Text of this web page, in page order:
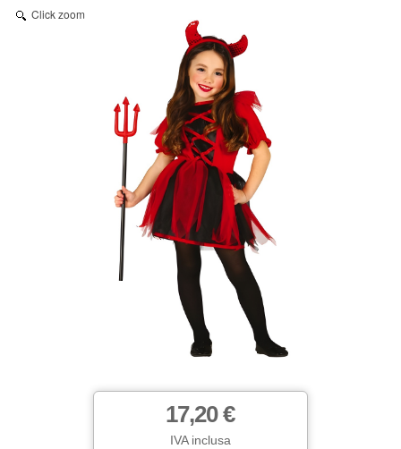
Click zoom
17,20 €
IVA inclusa